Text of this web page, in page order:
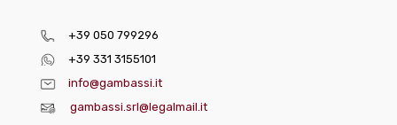
+39 050 799296
+39 331 3155101
info@gambassi.it
gambassi.srl@legalmail.it